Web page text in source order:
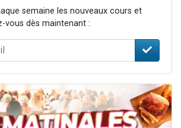
semaine les nouveaux cours et
vous dès maintenant :